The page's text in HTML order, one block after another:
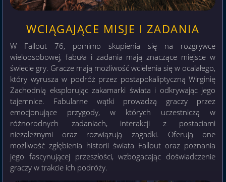
WCIĄGAJĄCE MISJE I ZADANIA
W Fallout 76, pomimo skupienia się na rozgrywce
wieloosobowej, fabuła i zadania mają znaczące miejsce w
świecie gry. Gracze mają możliwość wcielenia się w ocalałego,
który wyrusza w podróż przez postapokaliptyczną Wirginię
Zachodnią eksplorując zakamarki świata i odkrywając jego
tajemnice. Fabularne wątki prowadzą graczy przez
emocjonujące przygody, w których uczestniczą w
różnorodnych zadaniach, interakcji z postaciami
niezależnymi oraz rozwiązują zagadki. Oferują one
możliwość zgłębienia historii świata Fallout oraz poznania
jego fascynującej przeszłości, wzbogacając doświadczenie
graczy w trakcie ich podróży.